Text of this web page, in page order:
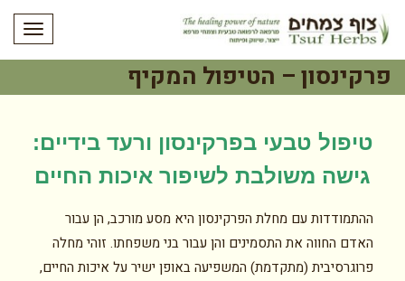
פרקינסון – הטיפול המקיף
טיפול טבעי בפרקינסון ורעד בידיים:
גישה משולבת לשיפור איכות החיים
ההתמודדות עם מחלת הפרקינסון היא מסע מורכב, הן עבור
האדם החווה את התסמינים והן עבור בני משפחתו. זוהי מחלה
פרוגרסיבית (מתקדמת) המשפיעה באופן ישיר על איכות החיים,